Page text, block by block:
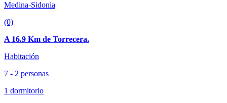
Medina-Sidonia
(0)
A 16.9 Km de Torrecera.
Habitación
7 - 2 personas
1 dormitorio